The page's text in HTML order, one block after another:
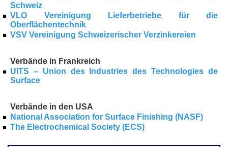
Schweiz
VLO Vereinigung Lieferbetriebe für die
Oberflächentechnik
VSV Vereinigung Schweizerischer Verzinkereien
Verbände in Frankreich
UITS – Union des Industries des Technologies de
Surface
Verbände in den USA
National Association for Surface Finishing (NASF)
The Electrochemical Society (ECS)